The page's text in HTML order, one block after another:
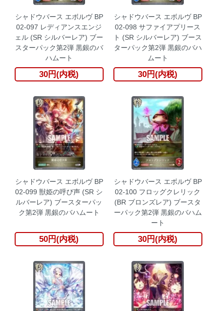
シャドウバース エボルヴ BP
02-097 レディアンスエンジ
ェル (SR シルバーレア) ブー
スターパック第2弾 黒銀のバ
ハムート
30円(内税)
シャドウバース エボルヴ BP
02-098 サファイアプリース
ト (SR シルバーレア) ブース
ターパック第2弾 黒銀のバハ
ムート
30円(内税)
シャドウバース エボルヴ BP
02-099 獣姫の呼び声 (SR シ
ルバーレア) ブースターパッ
ク第2弾 黒銀のバハムート
50円(内税)
シャドウバース エボルヴ BP
02-100 フロッグクレリック
(BR ブロンズレア) ブースタ
ーパック第2弾 黒銀のバハム
ート
30円(内税)